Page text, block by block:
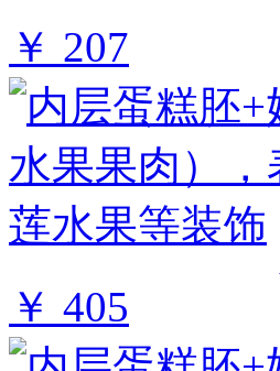
￥ 207
￥ 405